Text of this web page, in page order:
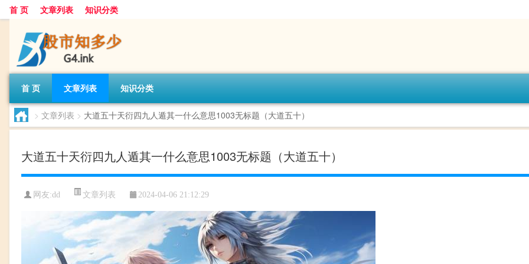
首 页 文章列表 知识分类
首 页 文章列表 知识分类
> 文章列表 > 大道五十天衍四九人遁其一什么意思1003无标题（大道五十）
大道五十天衍四九人遁其一什么意思1003无标题（大道五十）
网友:dd 文章列表 2024-04-06 21:12:29